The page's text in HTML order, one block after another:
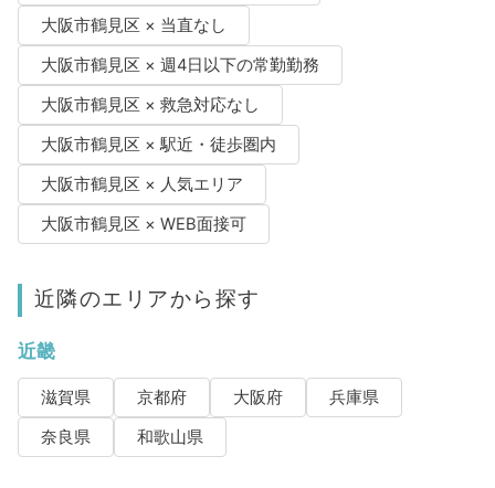
大阪市鶴見区 × 当直なし
大阪市鶴見区 × 週4日以下の常勤勤務
大阪市鶴見区 × 救急対応なし
大阪市鶴見区 × 駅近・徒歩圏内
大阪市鶴見区 × 人気エリア
大阪市鶴見区 × WEB面接可
近隣のエリアから探す
近畿
滋賀県 京都府 大阪府
兵庫県
奈良県
和歌山県